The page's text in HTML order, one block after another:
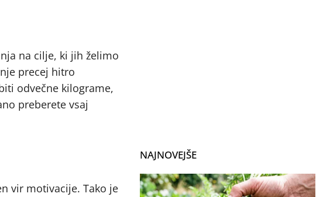
na cilje, ki jih želimo
precej hitro
odvečne kilograme,
preberete vsaj
vir motivacije. Tako je
NAJNOVEJŠE